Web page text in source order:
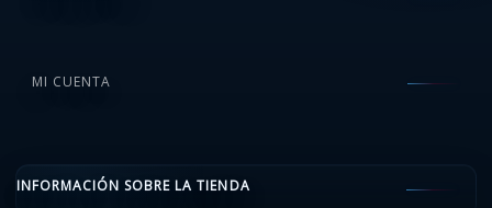
MI CUENTA
INFORMACIÓN SOBRE LA TIENDA